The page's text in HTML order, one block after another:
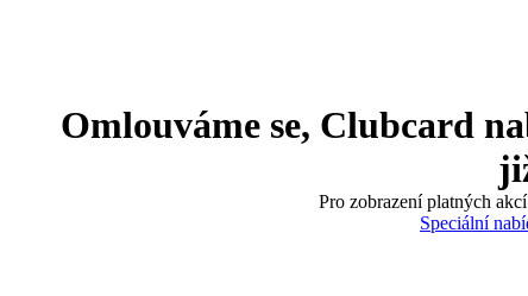
Omlouváme se, Clubcard
Pro zobrazení platných
Speciální